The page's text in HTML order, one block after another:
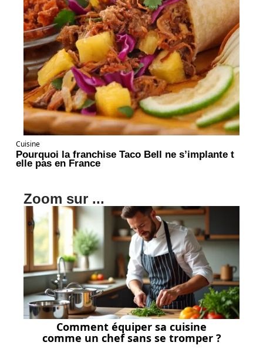
Cuisine
Pourquoi la franchise Taco Bell ne s’implante t
elle pas en France
Zoom sur ...
Comment équiper sa cuisine
comme un chef sans se tromper ?